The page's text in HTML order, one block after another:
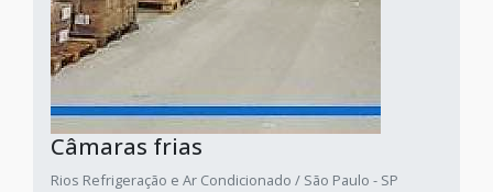
Câmaras frias
Rios Refrigeração e Ar Condicionado / São Paulo - SP